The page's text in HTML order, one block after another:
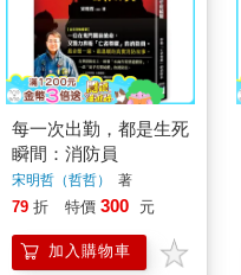
每一次出勤，都是生死
瞬間：消防員
宋明哲（哲哲） 著
79 折 特價 300 元
加入購物車